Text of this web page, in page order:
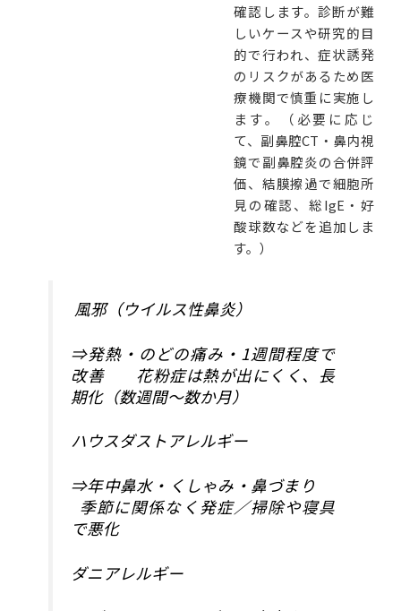
確認します。診断が難
しいケースや研究的目
的で行われ、症状誘発
のリスクがあるため医
療機関で慎重に実施し
ます。
（必要に応じ
て、副鼻腔CT・鼻内視
鏡で副鼻腔炎の合併評
価、結膜擦過で細胞所
見の確認、総IgE・好
酸球数などを追加しま
す。）
風邪（ウイルス性鼻炎）
⇒発熱・のどの痛み・1週間程度で
改善 花粉症は熱が出にくく、長
期化（数週間〜数か月）
ハウスダストアレルギー
⇒年中鼻水・くしゃみ・鼻づまり
季節に関係なく発症／掃除や寝具
で悪化
ダニアレルギー